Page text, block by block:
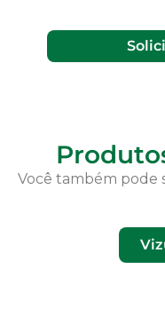
Você também pode